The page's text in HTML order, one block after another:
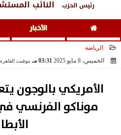
رئيس الحزب النائب
الأخبار
الرياضة
الخميس، 8 مايو 2025
03:31 مـ بتوقيت القاهرة
الأمريكي بالوجون
موناكو الفرنسي